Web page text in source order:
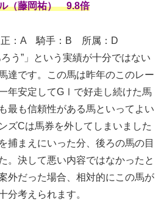
（藤岡祐） 9.8倍
：A 騎手：B 所属：D
ろう”」という実績が十分ではない
達です。この馬は昨年のこのレー
年安定してGⅠで好走し続けた馬
最も信頼性がある馬といってよい
ズCは馬券を外してしまいました
捕まえにいった分、後ろの馬の目
。決して悪い内容ではなかったと
外だった場合、相対的にこの馬が
分考えられます。